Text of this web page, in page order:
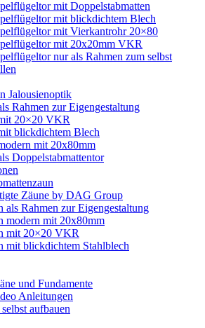
mit Doppelstabmatten
mit blickdichtem Blech
mit Vierkantrohr 20×80
mit 20x20mm VKR
nur als Rahmen zum selbst
Jalousienoptik
Rahmen zur Eigengestaltung
20×20 VKR
blickdichtem Blech
mit 20x80mm
Doppelstabmattentor
Zäune by DAG Group
als Rahmen zur Eigengestaltung
modern mit 20x80mm
mit 20×20 VKR
mit blickdichtem Stahlblech
und Fundamente
Anleitungen
aufbauen